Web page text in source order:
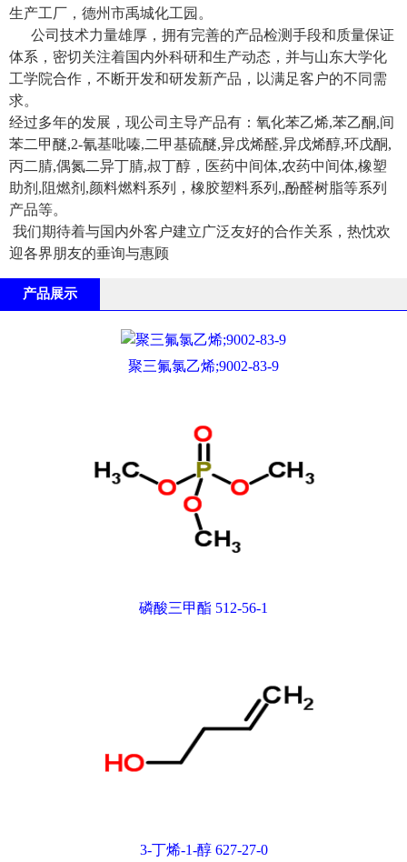
生产工厂，德州市禹城化工园。
公司技术力量雄厚，拥有完善的产品检测手段和质量保证
体系，密切关注着国内外科研和生产动态，并与山东大学化
工学院合作，不断开发和研发新产品，以满足客户的不同需
求。
经过多年的发展，现公司主导产品有：氧化苯乙烯,苯乙酮,间
苯二甲醚,2-氰基吡嗪,二甲基硫醚,异戊烯醛,异戊烯醇,环戊酮,
丙二腈,偶氮二异丁腈,叔丁醇，医药中间体,农药中间体,橡塑
助剂,阻燃剂,颜料燃料系列，橡胶塑料系列,,酚醛树脂等系列
产品等。
我们期待着与国内外客户建立广泛友好的合作关系，热忱欢
迎各界朋友的垂询与惠顾
产品展示
聚三氟氯乙烯;9002-83-9
磷酸三甲酯 512-56-1
3-丁烯-1-醇 627-27-0